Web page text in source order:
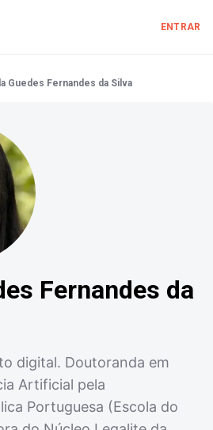
ENTRAR
Guedes Fernandes da Silva
Fernandes da
digital. Doutoranda em
Artificial pela
Portuguesa (Escola do